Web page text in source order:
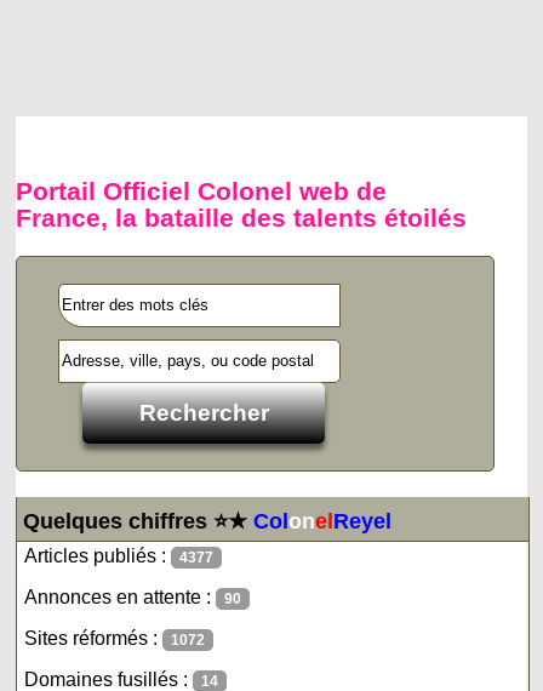
Portail Officiel Colonel web de
France, la bataille des talents étoilés
Quelques chiffres ⭐★ColonelReyel
Articles publiés : 4377
Annonces en attente : 90
Sites réformés : 1072
Domaines fusillés : 14